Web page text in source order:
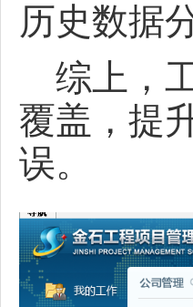
历史数据
综上，
覆盖，提
误。